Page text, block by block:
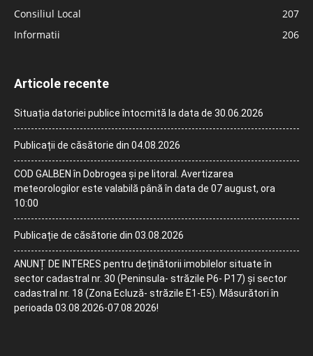
Consiliul Local
207
Informatii
206
Articole recente
Situația datoriei publice întocmită la data de 30.06.2026
Publicații de căsătorie din 04.08.2026
COD GALBEN în Dobrogea și pe litoral. Avertizarea
meteorologilor este valabilă până în data de 07 august, ora
10:00
Publicație de căsătorie din 03.08.2026
ANUNȚ DE INTERES pentru deținătorii imobilelor situate în
sector cadastral nr. 30 (Peninsula- străzile P6- P17) și sector
cadastral nr. 18 (Zona Ecluză- străzile E1-E5). Măsurători în
perioada 03.08.2026-07.08.2026!